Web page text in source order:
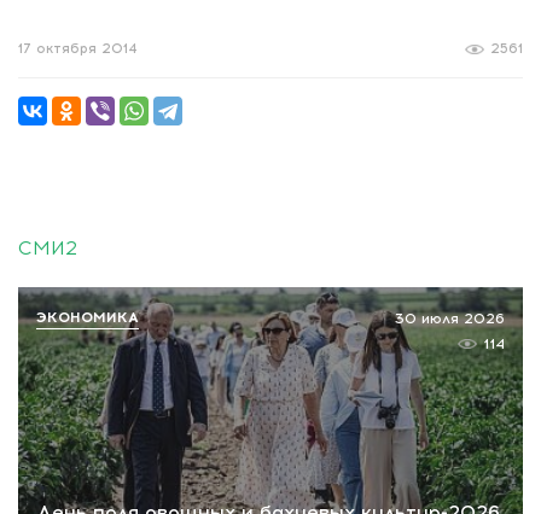
2561
17 октября 2014
СМИ2
30 июля 2026
114
ЭКОНОМИКА